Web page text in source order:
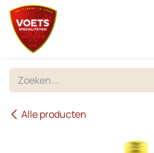
Overslaan naar inhoud
Alle producten